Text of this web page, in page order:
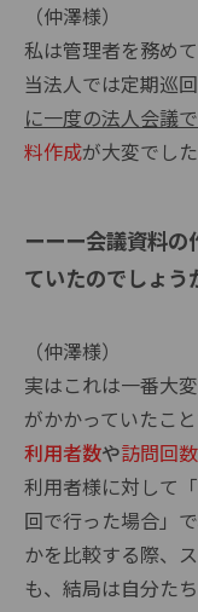
（仲澤様）
私は管理者を務めて
当法人では定期巡
に一度の法人会議
料作成が大変でした
ーーー会議資料の
ていたのでしょう
（仲澤様）
実はこれは一番大
がかかっていたこと
利用者数や訪問回数
利用者様に対して
回で行った場合」
かを比較する際、
も、結局は自分た